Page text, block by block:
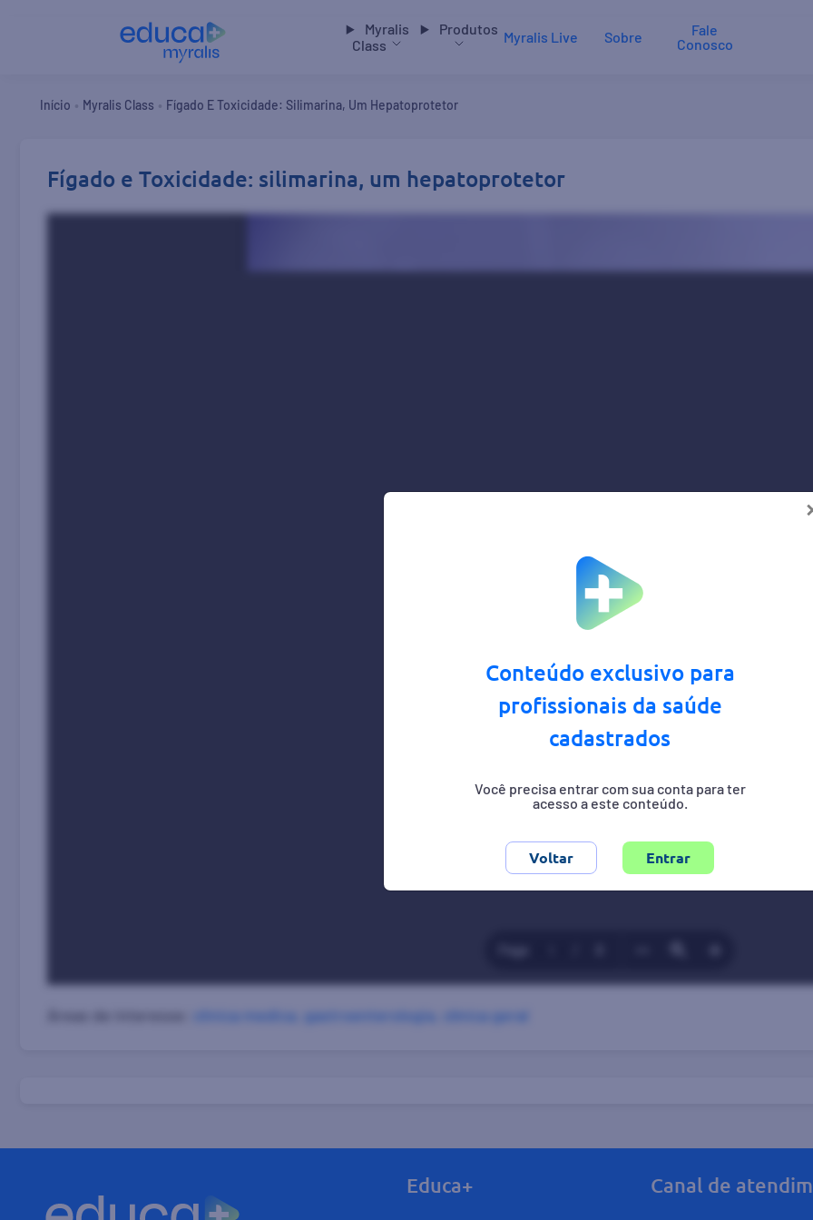
Myralis
Class
Produtos Myralis Live Sobre
Fale
Conosco
Início Myralis Class Fígado E Toxicidade: Silimarina, Um Hepatoprotetor
Conteúdo exclusivo para
profissionais da saúde
cadastrados
Você precisa entrar com sua conta para ter
acesso a este conteúdo.
Fígado e Toxicidade: silimarina, um hepatoprotetor
clinica medica gastroenterologia clínica geral
Educa+ Canal de